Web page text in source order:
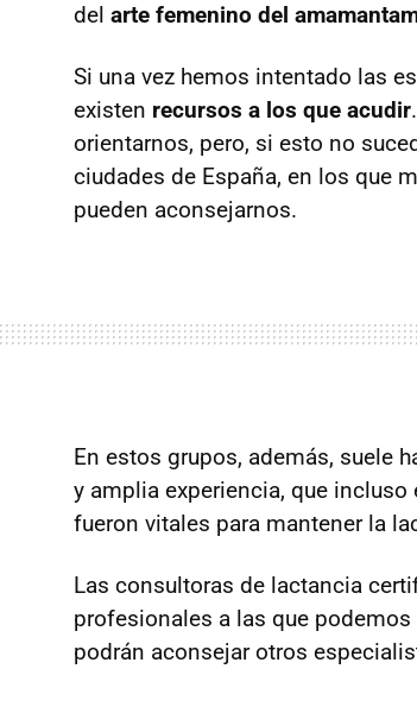
del arte femenino del
Si una vez hemos intentado las
existen recursos a los que acudir
orientarnos, pero, si esto no
ciudades de España, en los que
pueden aconsejarnos.
En estos grupos, además, suele
y amplia experiencia, que
fueron vitales para mantener la
Las consultoras de lactancia
profesionales a las que
podrán aconsejar otros